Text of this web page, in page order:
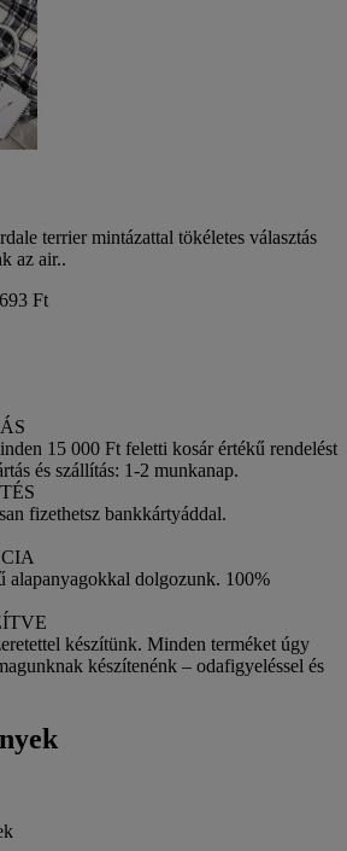
terrier mintázattal tökéletes választás
az air..
Ft
15 000 Ft feletti kosár értékű rendelést
és szállítás: 1-2 munkanap.
fizethetsz bankkártyáddal.
alapanyagokkal dolgozunk. 100%
készítünk. Minden terméket úgy
készítenénk – odafigyeléssel és